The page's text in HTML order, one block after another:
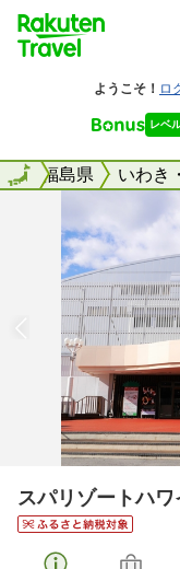
全国福島県 いわき
全国
スパリゾートハ